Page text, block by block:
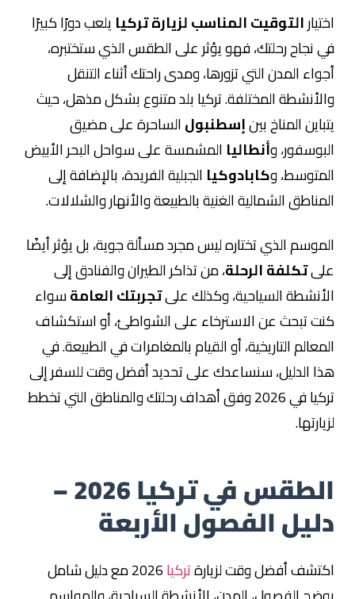
اختيارالتوقيت المناسب لزيارة تركيايلعب دورًا كبيرًا
في نجاح رحلتك، فهو يؤثر على الطقس الذي ستختبره،
أجواء المدن التي تزورها، ومدى راحتك أثناء التنقل
والأنشطة المختلفة. تركيا بلد متنوع بشكل مذهل، حيث
يتباين المناخ بينإسطنبولالساحرة على مضيق
البوسفور، وأنطاليا المشمسة على سواحل البحر الأبيض
المتوسط، وكابادوكيا الجبلية الفريدة، بالإضافة إلى
المناطق الشمالية الغنية بالطبيعة والأنهار والشلالات.
الموسم الذي تختاره ليس مجرد مسألة جوية، بل يؤثر أيضًا
علىتكلفة الرحلة، من تذاكر الطيران والفنادق إلى
الأنشطة السياحية، وكذلك علىتجربتك العامةسواء
كنت تبحث عن الاسترخاء على الشواطئ، أو استكشاف
المعالم التاريخية، أو القيام بالمغامرات في الطبيعة. في
هذا الدليل، سنساعدك على تحديد أفضل وقت للسفر إلى
تركيا في 2026 وفق أهداف رحلتك والمناطق التي تخطط
لزيارتها.
الطقس في تركيا 2026 –
دليل الفصول الأربعة
اكتشف أفضل وقت لزيارةتركيا
2026 مع دليل شامل